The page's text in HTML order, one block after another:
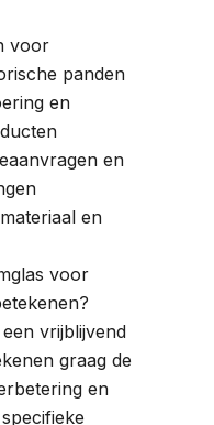
voor
panden
en
en
en
voor
vrijblijvend
graag de
en